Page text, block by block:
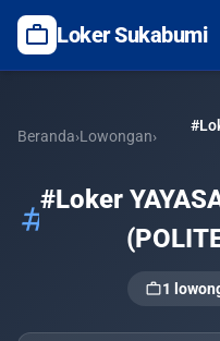
work Loker Sukabumi
Beranda›Lowongan›
tag#Loker
work1